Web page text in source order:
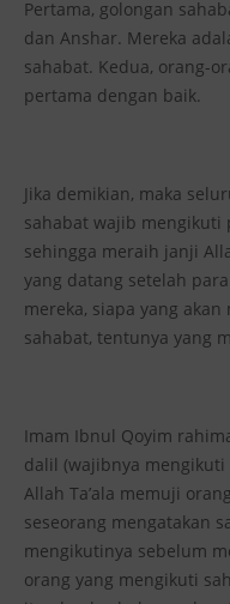
Pertama, golongan
dan Anshar. Mereka
sahabat. Kedua, orang-
pertama dengan baik.
Jika demikian, maka
sahabat wajib mengikuti
sehingga meraih janji
yang datang setelah
mereka, siapa yang
sahabat, tentunya yang
Imam Ibnul Qoyim
dalil (wajibnya mengikuti
Allah Ta’ala memuji
seseorang mengatakan
mengikutinya sebelum
orang yang mengikuti